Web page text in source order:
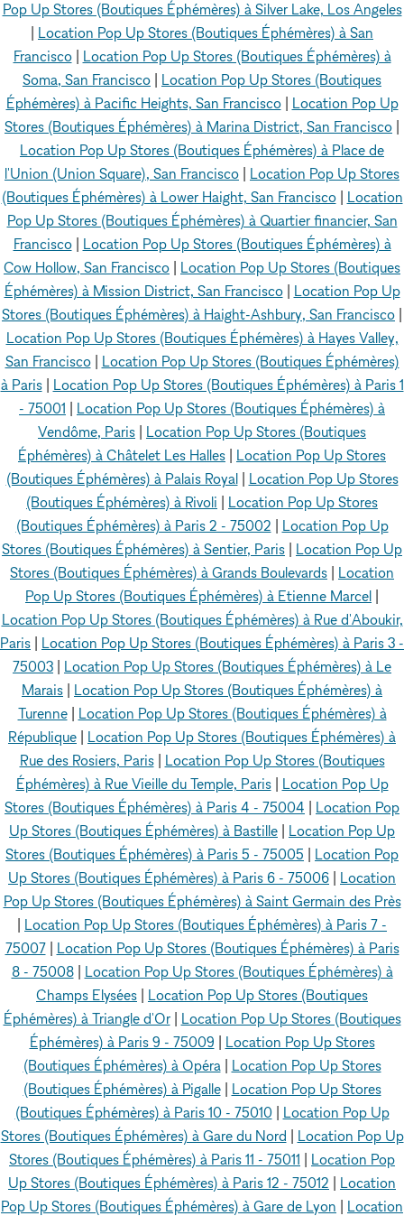
Pop Up Stores (Boutiques Éphémères) à Silver Lake, Los Angeles
Location Pop Up Stores (Boutiques Éphémères) à San
Francisco| Location Pop Up Stores (Boutiques Éphémères) à
Soma, San Francisco
Location Pop Up Stores (Boutiques
Éphémères) à Pacific Heights, San Francisco| Location Pop Up
Stores (Boutiques Éphémères) à Marina District, San Francisco
Location Pop Up Stores (Boutiques Éphémères) à Place de
l'Union (Union Square), San Francisco
Location Pop Up Stores
(Boutiques Éphémères) à Lower Haight, San Francisco| Location
Pop Up Stores (Boutiques Éphémères) à Quartier financier, San
Francisco| Location Pop Up Stores (Boutiques Éphémères) à
Cow Hollow, San Francisco
Location Pop Up Stores (Boutiques
Éphémères) à Mission District, San Francisco| Location Pop Up
Stores (Boutiques Éphémères) à Haight-Ashbury, San Francisco
Location Pop Up Stores (Boutiques Éphémères) à Hayes Valley,
San Francisco| Location Pop Up Stores (Boutiques Éphémères)
à Paris| Location Pop Up Stores (Boutiques Éphémères) à Paris 1
- 75001
Location Pop Up Stores (Boutiques Éphémères) à
Vendôme, Paris
Location Pop Up Stores (Boutiques
Éphémères) à Châtelet Les Halles
Location Pop Up Stores
(Boutiques Éphémères) à Palais Royal| Location Pop Up Stores
(Boutiques Éphémères) à Rivoli
Location Pop Up Stores
(Boutiques Éphémères) à Paris 2 - 75002
Location Pop Up
Stores (Boutiques Éphémères) à Sentier, Paris
Location Pop Up
Stores (Boutiques Éphémères) à Grands Boulevards
Location
Pop Up Stores (Boutiques Éphémères) à Etienne Marcel
Location Pop Up Stores (Boutiques Éphémères) à Rue d'Aboukir,
Paris
Location Pop Up Stores (Boutiques Éphémères) à Paris 3 -
75003
Location Pop Up Stores (Boutiques Éphémères) à Le
Marais
Location Pop Up Stores (Boutiques Éphémères) à
Turenne| Location Pop Up Stores (Boutiques Éphémères) à
République
Location Pop Up Stores (Boutiques Éphémères) à
Rue des Rosiers, Paris| Location Pop Up Stores (Boutiques
Éphémères) à Rue Vieille du Temple, Paris| Location Pop Up
Stores (Boutiques Éphémères) à Paris 4 - 75004
Location Pop
Up Stores (Boutiques Éphémères) à Bastille
Location Pop Up
Stores (Boutiques Éphémères) à Paris 5 - 75005
Location Pop
Up Stores (Boutiques Éphémères) à Paris 6 - 75006
Location
Pop Up Stores (Boutiques Éphémères) à Saint Germain des Près
Location Pop Up Stores (Boutiques Éphémères) à Paris 7 -
75007| Location Pop Up Stores (Boutiques Éphémères) à Paris
8 - 75008| Location Pop Up Stores (Boutiques Éphémères) à
Champs Elysées
Location Pop Up Stores (Boutiques
Éphémères) à Triangle d'Or| Location Pop Up Stores (Boutiques
Éphémères) à Paris 9 - 75009
Location Pop Up Stores
(Boutiques Éphémères) à Opéra| Location Pop Up Stores
(Boutiques Éphémères) à Pigalle| Location Pop Up Stores
(Boutiques Éphémères) à Paris 10 - 75010| Location Pop Up
Stores (Boutiques Éphémères) à Gare du Nord
Location Pop Up
Stores (Boutiques Éphémères) à Paris 11 - 75011
Location Pop
Up Stores (Boutiques Éphémères) à Paris 12 - 75012
Location
Pop Up Stores (Boutiques Éphémères) à Gare de Lyon
Location